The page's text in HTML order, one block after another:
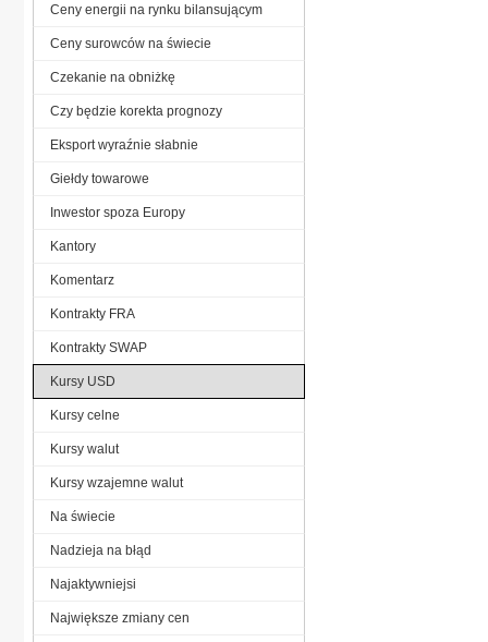
Ceny energii na rynku bilansującym
Ceny surowców na świecie
Czekanie na obniżkę
Czy będzie korekta prognozy
Eksport wyraźnie słabnie
Giełdy towarowe
Inwestor spoza Europy
Kantory
Komentarz
Kontrakty FRA
Kontrakty SWAP
Kursy USD
Kursy celne
Kursy walut
Kursy wzajemne walut
Na świecie
Nadzieja na błąd
Najaktywniejsi
Największe zmiany cen